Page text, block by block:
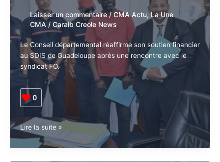
Laisser un commentaire /CMA Actu,La Une
CMA / Caraib Creole News
Le Conseil départemental réaffirme son soutien financier
au SDIS de Guadeloupe après une rencontre avec le
syndicat FO.
0
Guadeloupe
•
Société.
Lire la suite »